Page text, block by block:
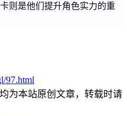
则是他们提升角色实力的重
97.html
为本站原创文章，转载时请